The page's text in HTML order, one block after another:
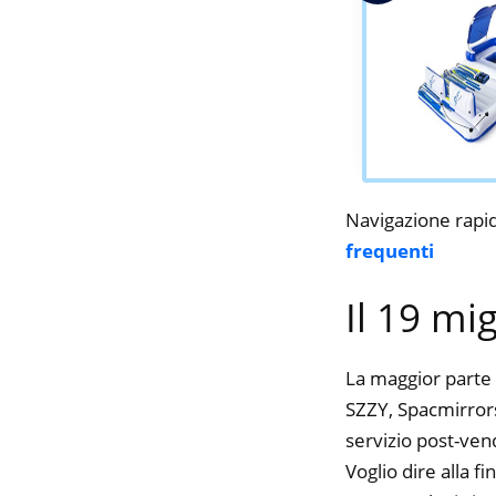
Navigazione
frequenti
Il 19
La maggior
SZZY,
servizio post-
Voglio dire alla